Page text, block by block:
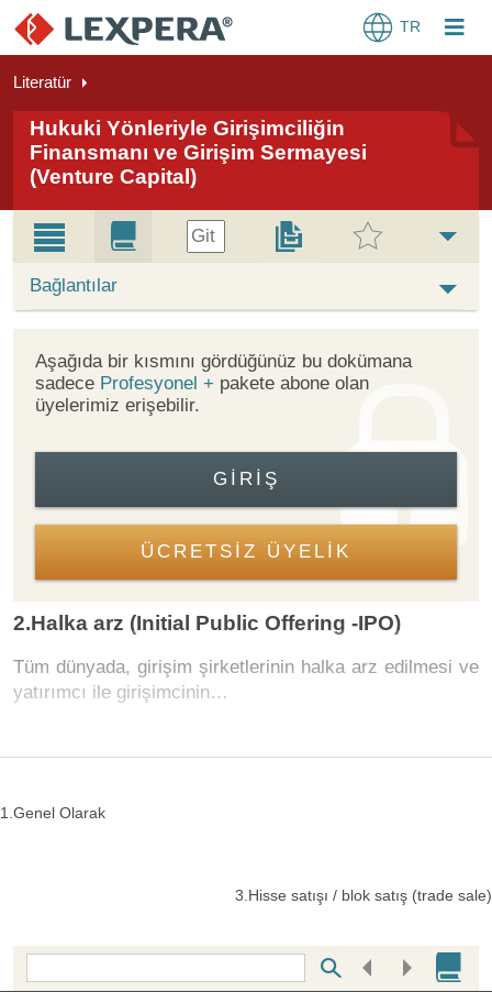
TR
Literatür
Hukuki Yönleriyle Girişimciliğin
Finansmanı ve Girişim Sermayesi
(Venture Capital)
Git
Bağlantılar
Aşağıda bir kısmını gördüğünüz bu dokümana
sadece Profesyonel + pakete abone olan
üyelerimiz erişebilir.
GIRIŞ
ÜCRETSİZ ÜYELİK
2.Halka arz (Initial Public Offering -IPO)
Tüm dünyada, girişim şirketlerinin halka arz edilmesi ve
yatırımcı ile girişimcinin…
1.Genel Olarak
3.Hisse satışı / blok satış (trade sale)
Bottom Search Toolbar Highlight Text